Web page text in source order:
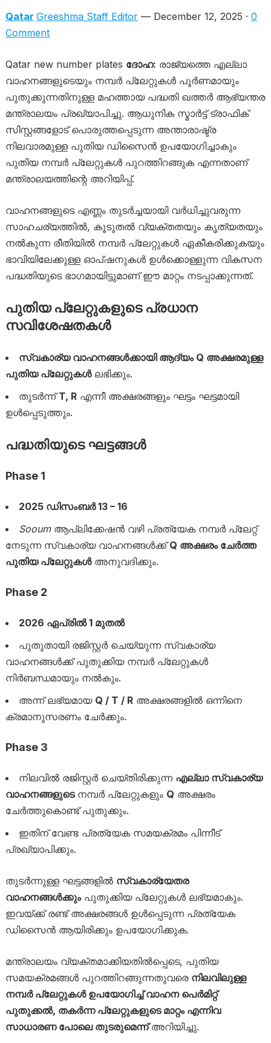
Qatar Greeshma Staff Editor— December 12, 2025 · 0
Comment
Qatar new number plates ദോഹ: രാജ്യത്തെ എല്ലാ
വാഹനങ്ങളുടെയും നമ്പർ പ്ലേറ്റുകൾ പൂർണമായും
പുതുക്കുന്നതിനുള്ള മഹത്തായ പദ്ധതി ഖത്തർ ആഭ്യന്തര
മന്ത്രാലയം പ്രഖ്യാപിച്ചു. ആധുനിക സ്മാർട്ട് ട്രാഫിക്
സിസ്റ്റങ്ങളോട് പൊരുത്തപ്പെടുന്ന അന്താരാഷ്ട്ര
നിലവാരമുള്ള പുതിയ ഡിസൈൻ ഉപയോഗിച്ചാകും
പുതിയ നമ്പർ പ്ലേറ്റുകൾ പുറത്തിറങ്ങുക എന്നതാണ്
മന്ത്രാലയത്തിന്റെ അറിയിപ്പ്.
വാഹനങ്ങളുടെ എണ്ണം തുടർച്ചയായി വർധിച്ചുവരുന്ന
സാഹചര്യത്തിൽ, കൂടുതൽ വ്യക്തതയും കൃത്യതയും
നൽകുന്ന രീതിയിൽ നമ്പർ പ്ലേറ്റുകൾ ഏകീകരിക്കുകയും
ഭാവിയിലേക്കുള്ള ഓപ്ഷനുകൾ ഉൾക്കൊള്ളുന്ന വികസന
പദ്ധതിയുടെ ഭാഗമായിട്ടുമാണ് ഈ മാറ്റം നടപ്പാക്കുന്നത്.
പുതിയ പ്ലേറ്റുകളുടെ പ്രധാന
സവിശേഷതകൾ
സ്വകാര്യ വാഹനങ്ങൾക്കായി ആദ്യം Q അക്ഷരമുള്ള
പുതിയ പ്ലേറ്റുകൾലഭിക്കും.
തുടർന്ന്T, Rഎന്നീ അക്ഷരങ്ങളും ഘട്ടം ഘട്ടമായി
ഉൾപ്പെടുത്തും.
പദ്ധതിയുടെ ഘട്ടങ്ങൾ
Phase 1
2025 ഡിസംബർ 13 – 16
Sooumആപ്ലിക്കേഷൻ വഴി പ്രത്യേക നമ്പർ പ്ലേറ്റ്
നേടുന്ന സ്വകാര്യ വാഹനങ്ങൾക്ക്Q അക്ഷരം ചേർത്ത
പുതിയ പ്ലേറ്റുകൾഅനുവദിക്കും.
Phase 2
2026 ഏപ്രിൽ 1 മുതൽ
പുതുതായി രജിസ്റ്റർ ചെയ്യുന്ന സ്വകാര്യ
വാഹനങ്ങൾക്ക് പുതുക്കിയ നമ്പർ പ്ലേറ്റുകൾ
നിർബന്ധമായും നൽകും.
അന്ന് ലഭ്യമായ Q / T / Rഅക്ഷരങ്ങളിൽ ഒന്നിനെ
ക്രമാനുസരണം ചേർക്കും.
Phase 3
നിലവിൽ രജിസ്റ്റർ ചെയ്തിരിക്കുന്ന എല്ലാ സ്വകാര്യ
വാഹനങ്ങളുടെനമ്പർ പ്ലേറ്റുകളും Q അക്ഷരം
ചേർത്തുകൊണ്ട് പുതുക്കും.
ഇതിന് വേണ്ട പ്രത്യേക സമയക്രമം പിന്നീട്
പ്രഖ്യാപിക്കും.
തുടർന്നുള്ള ഘട്ടങ്ങളിൽ സ്വകാര്യേതര
വാഹനങ്ങൾക്കുംപുതുക്കിയ പ്ലേറ്റുകൾ ലഭ്യമാകും.
ഇവയ്ക്ക് രണ്ട് അക്ഷരങ്ങൾ ഉൾപ്പെടുന്ന പ്രത്യേക
ഡിസൈൻ ആയിരിക്കും ഉപയോഗിക്കുക.
മന്ത്രാലയം വ്യക്തമാക്കിയതിൽപ്പെടെ, പുതിയ
സമയക്രമങ്ങൾ പുറത്തിറങ്ങുന്നതുവരെ നിലവിലുള്ള
നമ്പർ പ്ലേറ്റുകൾ ഉപയോഗിച്ച് വാഹന പെർമിറ്റ്
പുതുക്കൽ, തകർന്ന പ്ലേറ്റുകളുടെ മാറ്റം എന്നിവ
സാധാരണ പോലെ തുടരുമെന്ന്അറിയിച്ചു.